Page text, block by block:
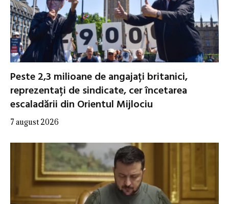
Peste 2,3 milioane de angajați britanici,
reprezentați de sindicate, cer încetarea
escaladării din Orientul Mijlociu
7 august 2026